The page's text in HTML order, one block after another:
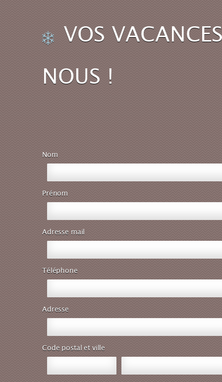
VOS
NOUS !
Nom
Prénom
Adresse mail
Téléphone
Adresse
Code postal et ville